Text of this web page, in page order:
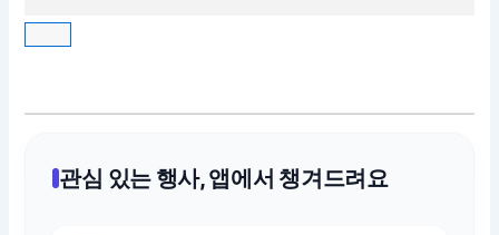
관심 있는 행사, 앱에서 챙겨드려요